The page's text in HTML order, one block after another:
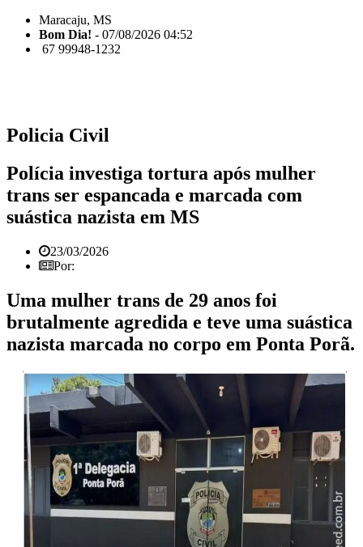
Maracaju, MS
Bom Dia! - 07/08/2026 04:52
67 99948-1232
Policia Civil
Polícia investiga tortura após mulher
trans ser espancada e marcada com
suástica nazista em MS
23/03/2026
Por:
Uma mulher trans de 29 anos foi
brutalmente agredida e teve uma suástica
nazista marcada no corpo em Ponta Porã.